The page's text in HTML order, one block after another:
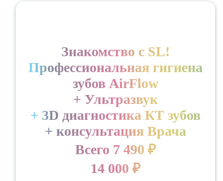
Знакомство с SL!
Профессиональная гигиена
зубов AirFlow
+ Ультразвук
+ 3D диагностика КТ зубов
+ консультация Врача
Всего 7 490 ₽
14 000 ₽